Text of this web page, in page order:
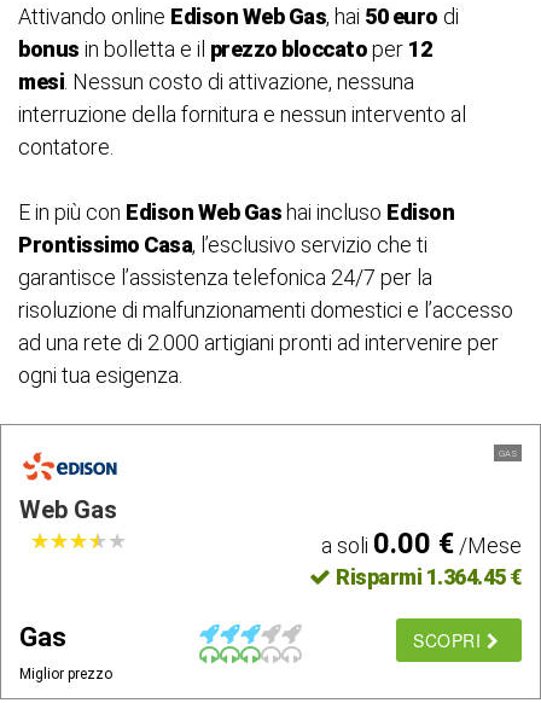
Attivando online Edison Web Gas, hai 50 euro di
bonus in bolletta e il prezzo bloccatoper 12
mesi . Nessun costo di attivazione, nessuna
interruzione della fornitura e nessun intervento al
contatore.
E in più con Edison Web Gashai incluso Edison
Prontissimo Casa, l’esclusivo servizio che ti
garantisce l’assistenza telefonica 24/7 per la
risoluzione di malfunzionamenti domestici e l’accesso
ad una rete di 2.000 artigiani pronti ad intervenire per
ogni tua esigenza.
GAS
Web Gas
★★★★★
★★★★★ a soli 0.00 €/Mese
Risparmi 1.364.45 €
Gas
Miglior prezzo
SCOPRI